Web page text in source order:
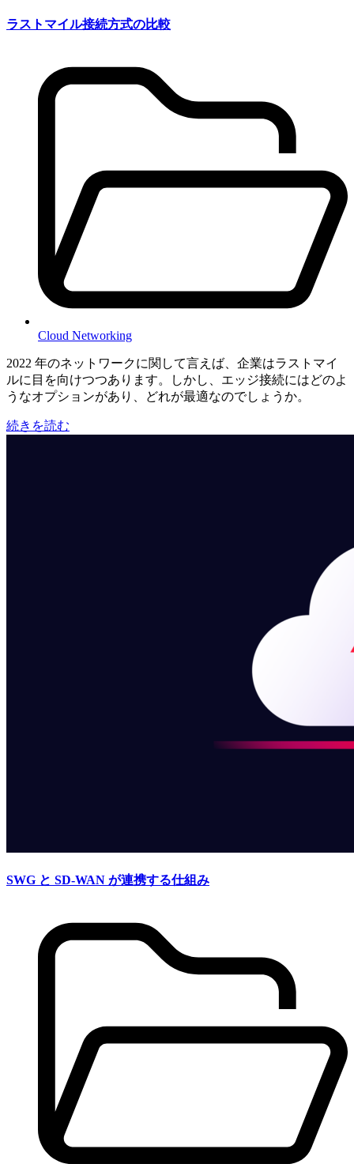
ラストマイル接続方式の比較
Cloud Networking
2022 年のネットワークに関して言えば、企業はラストマイ
ルに目を向けつつあります。しかし、エッジ接続にはどのよ
うなオプションがあり、どれが最適なのでしょうか。
続きを読む
SWG と SD-WAN が連携する仕組み